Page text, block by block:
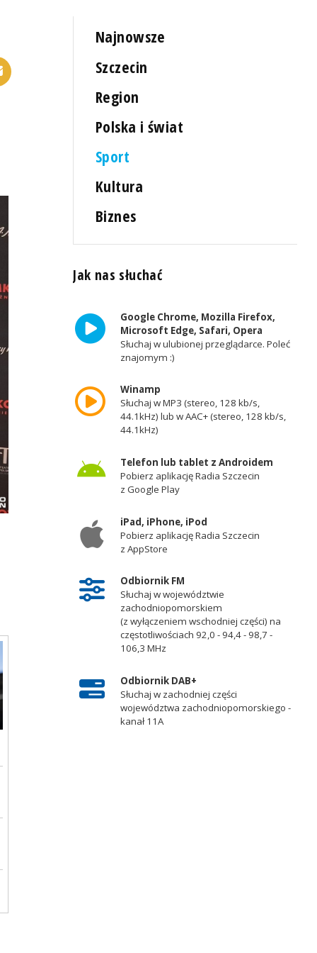
Najnowsze
Szczecin
Region
Polska i świat
Sport
Kultura
Biznes
Jak nas słuchać
Google Chrome, Mozilla Firefox,
Microsoft Edge, Safari, Opera
Słuchaj w ulubionej przeglądarce. Poleć
znajomym :)
Winamp
Słuchaj w MP3 (stereo, 128 kb/s,
44.1kHz) lub w AAC+ (stereo, 128 kb/s,
44.1kHz)
Telefon lub tablet z Androidem
Pobierz aplikację Radia Szczecin
z Google Play
iPad, iPhone, iPod
Pobierz aplikację Radia Szczecin
z AppStore
Odbiornik FM
Słuchaj w województwie
zachodniopomorskiem
(z wyłączeniem wschodniej części) na
częstotliwościach 92,0 - 94,4 - 98,7 -
106,3 MHz
Odbiornik DAB+
Słuchaj w zachodniej części
województwa zachodniopomorskiego -
kanał 11A